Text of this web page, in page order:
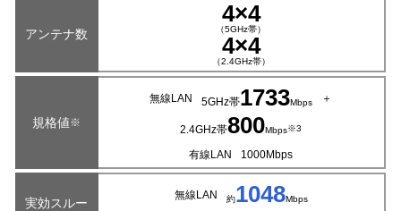
アンテナ数
4×4
（5GHz帯）
4×4
（2.4GHz帯）
規格値※
無線LAN 5GHz帯1733Mbps ＋
2.4GHz帯800Mbps※3
有線LAN 1000Mbps
実効スルー
無線LAN 約1048Mbps